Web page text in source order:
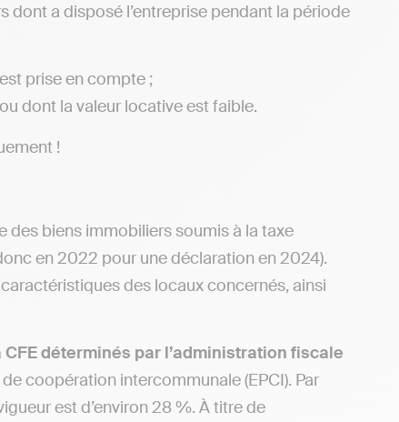
a disposé l’entreprise pendant la période
prise en compte ;
dont la valeur locative est faible.
!
des biens immobiliers soumis à la taxe
en 2022 pour une déclaration en 2024).
des locaux concernés, ainsi
CFE déterminés par l’administration fiscale
coopération intercommunale (EPCI). Par
est d’environ 28 %. À titre de